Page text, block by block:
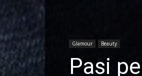
Glamour Beauty
Pasi